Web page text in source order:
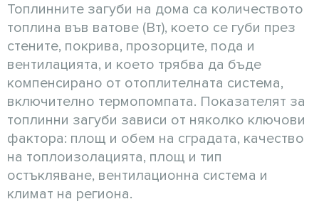
Топлинните загуби на дома са количеството
топлина във ватове (Вт), което се губи през
стените, покрива, прозорците, пода и
вентилацията, и което трябва да бъде
компенсирано от отоплителната система,
включително термопомпата. Показателят за
топлинни загуби зависи от няколко ключови
фактора: площ и обем на сградата, качество
на топлоизолацията, площ и тип
остъкляване, вентилационна система и
климат на региона.